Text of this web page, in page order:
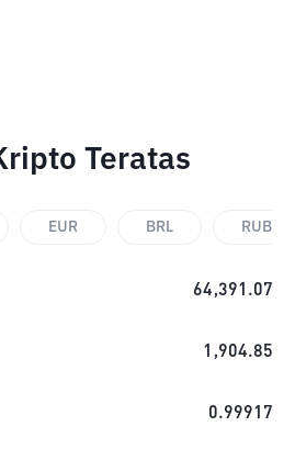
Teratas
EUR BRL RUB
64,391.07
1,904.85
0.99917